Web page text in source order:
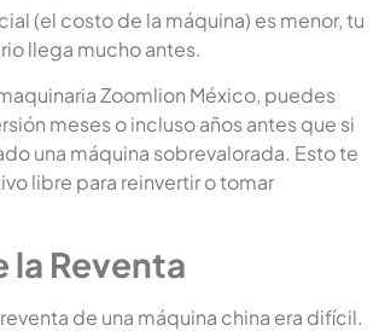
(el costo de la máquina) es menor, tu
llega mucho antes.
Zoomlion México, puedes
meses o incluso años antes que si
una máquina sobrevalorada. Esto te
libre para reinvertir o tomar
la Reventa
de una máquina china era difícil.